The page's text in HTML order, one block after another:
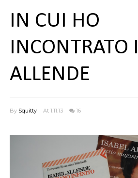
IN CUI HO
INCONTRATO
ALLENDE
By Squitty At 1.11.13 16